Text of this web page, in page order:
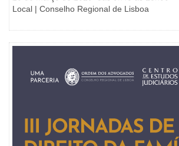
Local | Conselho Regional de Lisboa